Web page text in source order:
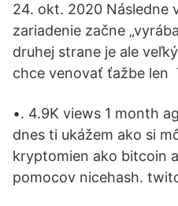
24. okt. 2020 Následne
zariadenie začne
druhej strane je ale
chce venovať ťažbe len
•. 4.9K views 1 month
dnes ti ukážem ako si
kryptomien ako bitcoin
pomocov nicehash.